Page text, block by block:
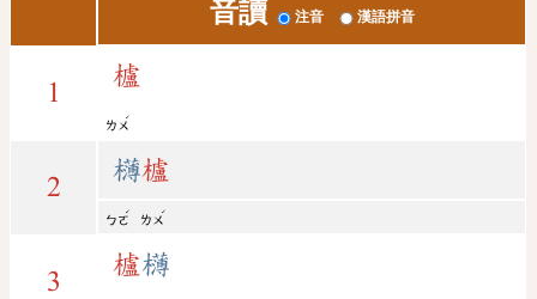
音讀 注音 漢語拼音
1
櫨
ㄌㄨ
ˊ
2
欂櫨
ㄅㄛ
ˊ
ㄌㄨ
ˊ
3
櫨欂